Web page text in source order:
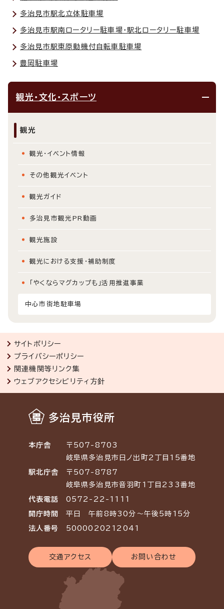
多治見市駅北立体駐車場
多治見市駅南ロータリー駐車場・駅北ロータリー駐車場
多治見市駅東原動機付自転車駐車場
豊岡駐車場
観光・文化・スポーツ
観光
観光・イベント情報
その他観光イベント
観光ガイド
多治見市観光PR動画
観光施設
観光における支援・補助制度
「やくならマグカップも」活用推進事業
中心市街地駐車場
サイトポリシー
プライバシーポリシー
関連機関等リンク集
ウェブアクセシビリティ方針
多治見市役所
本庁舎
〒507-8703
岐阜県多治見市日ノ出町2丁目15番地
駅北庁舎
〒507-8787
岐阜県多治見市音羽町1丁目233番地
代表電話 0572-22-1111
開庁時間 平日 午前8時30分～午後5時15分
法人番号 5000020212041
交通アクセス お問い合わせ